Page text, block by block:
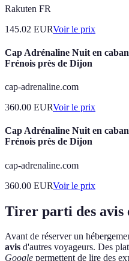
Rakuten FR
145.02 EURVoir le prix
Cap Adrénaline Nuit en
Frénois près de Dijon
cap-adrenaline.com
360.00 EURVoir le prix
Cap Adrénaline Nuit en
Frénois près de Dijon
cap-adrenaline.com
360.00 EURVoir le prix
Tirer parti des avis
Avant de réserver un
avis d'autres voyageurs. Des
Google permettent de lire des